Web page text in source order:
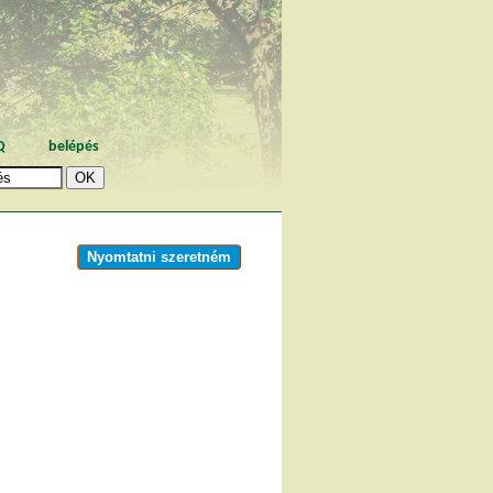
belépés
Nyomtatni szeretném